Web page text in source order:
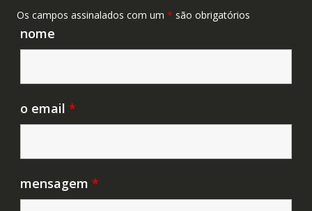
Os campos assinalados com um * são obrigatórios
nome
o email *
mensagem *